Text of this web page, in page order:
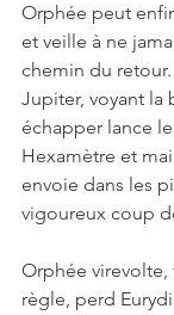
Orphée peut
et veille à ne
chemin du retour.
Jupiter, voyant la
échapper lance
Hexamètre et
envoie dans les
vigoureux coup
Orphée
règle, perd